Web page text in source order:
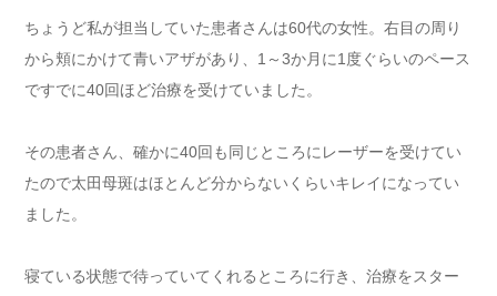
ちょうど私が担当していた患者さんは60代の女性。右目の周り
から頬にかけて青いアザがあり、1～3か月に1度ぐらいのペース
ですでに40回ほど治療を受けていました。
その患者さん、確かに40回も同じところにレーザーを受けてい
たので太田母斑はほとんど分からないくらいキレイになってい
ました。
寝ている状態で待っていてくれるところに行き、治療をスター